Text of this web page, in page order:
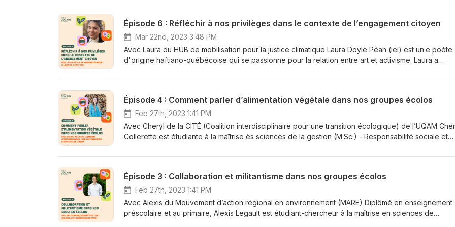
Épisode 6 : Réfléchir à nos privilèges dans le contexte de l’engagement citoyen
Mar 22nd, 2023 3:48 PM
Avec Laura du HUB de mobilisation pour la justice climatique Laura Doyle Péan (iel) est un·e poète
d'origine haïtiano-québécoise qui se passionne pour la relation entre art et activisme. Laura a
dans le Nionwentsïo (à Québec). En 2019, iel a déménagé à Tiohtià:ke et a rejoint le mouvement
iel publie dans plusieurs revues québécoises. Laura poursuit également des études juridiques. Le
du temps, iel donne des ateliers d'anti-oppression et co-coordonne le groupe antiraciste Collectif
1629. Lien vers les activités et les ressources du HUB de mobilisation pour la justice climatique :
https://www.facebook.com/LeHub.ca https://www.lehub.ca/ https://www.instagram.com/lehub.ca/
Épisode 4 : Comment parler d’alimentation végétale dans nos groupes écolos
Feb 27th, 2023 1:41 PM
Avec Cheryl de la CITÉ (Coalition interdisciplinaire pour une transition écologique) de l’UQAM
Collerette est étudiante à la maîtrise ès sciences de la gestion (M.Sc.) - Responsabilité sociale et
manière bienveillante son entourage. Elle expérimente même certaines pratiques dans les
engagements visent à réduire les écarts socioéconomiques et environnementaux. Pour poursuivre
réflexion : Sauver la planète une bouchée à la fois de Bernard Lavallée :
https://www.leslibraires.ca/livres/sauver-la-planete-une-bouchee-a-bernard-lavallee-
9782897053307.html Je mange avec ma tête d’Élise Desaulniers : https://www.leslibraires.ca/livres/
Épisode 3 : Collaboration et militantisme dans nos groupes écolos
Feb 27th, 2023 1:41 PM
Avec Alexis du Mouvement d’action régional en environnement (MARE) Diplômé en enseignement
préscolaire et au primaire, Alexis Legault est étudiant-chercheur à la maîtrise en sciences de